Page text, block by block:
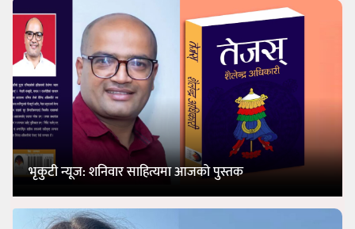
भृकुटी न्यूज: शनिवार साहित्यमा आजको पुस्तक